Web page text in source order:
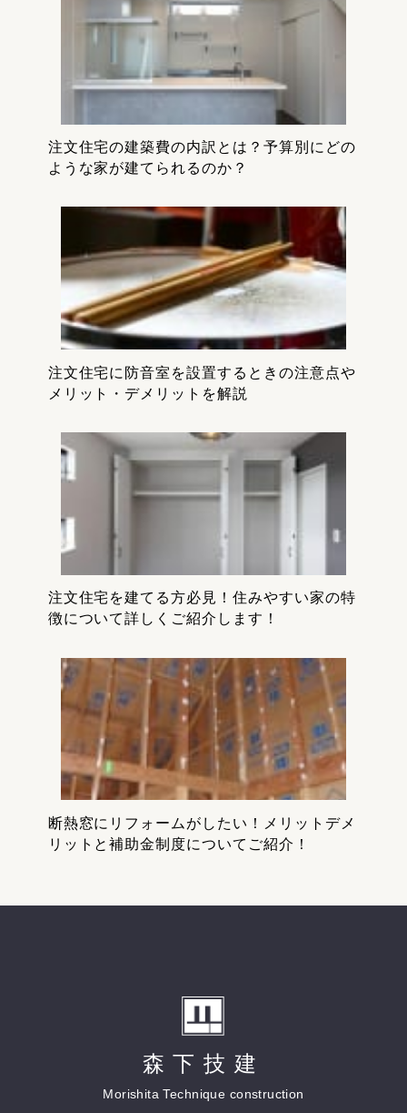
注文住宅の建築費の内訳とは？予算別にどの
ような家が建てられるのか？
注文住宅に防音室を設置するときの注意点や
メリット・デメリットを解説
注文住宅を建てる方必見！住みやすい家の特
徴について詳しくご紹介します！
断熱窓にリフォームがしたい！メリットデメ
リットと補助金制度についてご紹介！
森下技建
Morishita Technique construction